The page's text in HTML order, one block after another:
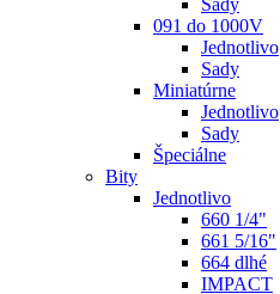
Sady
091 do 1000V
Jednotlivo
Sady
Miniatúrne
Jednotlivo
Sady
Špeciálne
Bity
Jednotlivo
660 1/4"
661 5/16"
664 dlhé
IMPACT